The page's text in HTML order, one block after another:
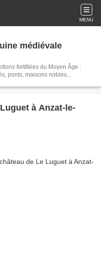
MENU
médiévale
fortifiées du Moyen Âge :
ponts, maisons nobles...
à Anzat-le-